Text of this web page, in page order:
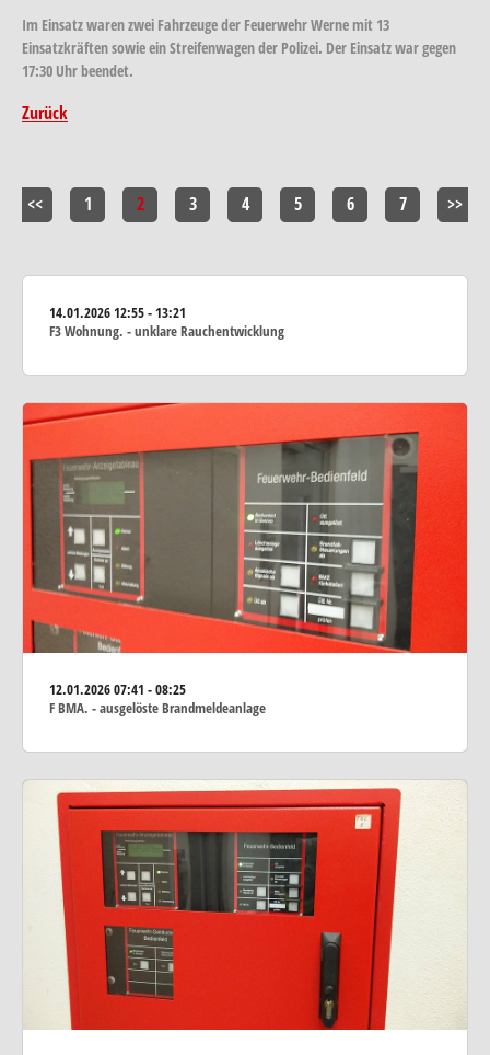
Im Einsatz waren zwei Fahrzeuge der Feuerwehr Werne mit 13
Einsatzkräften sowie ein Streifenwagen der Polizei. Der Einsatz war gegen
17:30 Uhr beendet.
Zurück
<< 1 2 3 4 5 6 7 >>
14.01.202612:55 - 13:21
F3 Wohnung. - unklare Rauchentwicklung
12.01.202607:41 - 08:25
F BMA. - ausgelöste Brandmeldeanlage